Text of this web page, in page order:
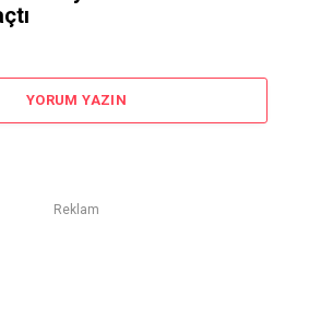
YORUM YAZIN
Reklam